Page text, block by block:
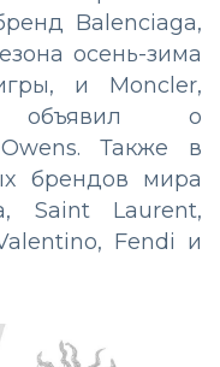
Balenciaga,
осень-зима
и Moncler,
объявил о
Также в
брендов мира
Saint Laurent,
Fendi и